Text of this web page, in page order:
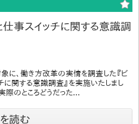
事スイッチに関する意識調
に、働き方改革の実情を調査した『ビ
に関する意識調査』を実施いたしまし
際のところどうだった...
読む